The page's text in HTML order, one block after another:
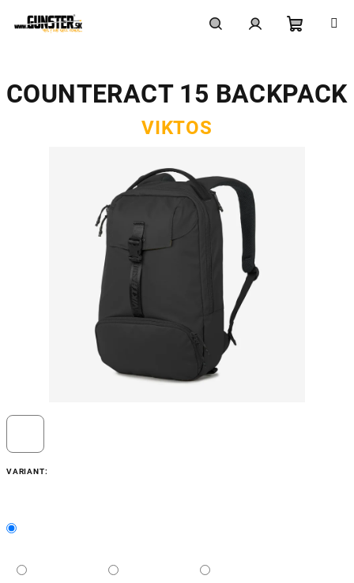
košík
VARIANT:
COUNTERACT 15 BACKPACK
VIKTOS